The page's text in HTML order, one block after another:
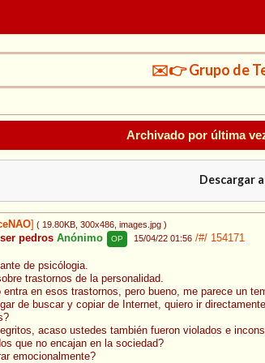
✉️👉 Grupo de
Archivado por última
Descargar
( 19.80KB , 300x486 , images.jpg )
pedros Anónimo OP 15/04/22 01:56 /#/ 154171
de psicólogia.
trastornos de la personalidad.
entra en esos trastornos, pero bueno, me parece un
de buscar y copiar de Internet, quiero ir
acaso ustedes también fueron violados e
que no encajan en la sociedad?
emocionalmente?